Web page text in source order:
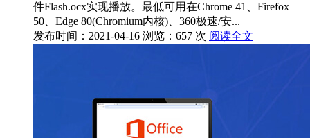
件Flash.ocx实现播放。最低可用在Chrome 41、Firefox
50、Edge 80(Chromium内核)、360极速/安...
发布时间：2021-04-16 浏览：657 次 阅读全文